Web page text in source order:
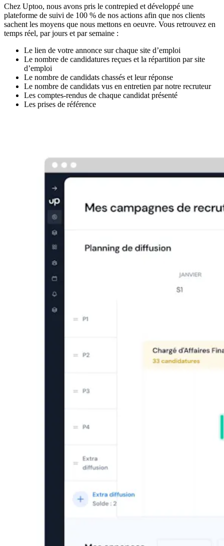
Chez Uptoo, nous avons pris le contrepied et développé une
plateforme de suivi de 100 % de nos actions afin que nos clients
sachent les moyens que nous mettons en oeuvre. Vous retrouvez en
temps réel, par jours et par semaine :
Le lien de votre annonce sur chaque site d’emploi
Le nombre de candidatures reçues et la répartition par site
d’emploi
Le nombre de candidats chassés et leur réponse
Le nombre de candidats vus en entretien par notre recruteur
Les comptes-rendus de chaque candidat présenté
Les prises de référence